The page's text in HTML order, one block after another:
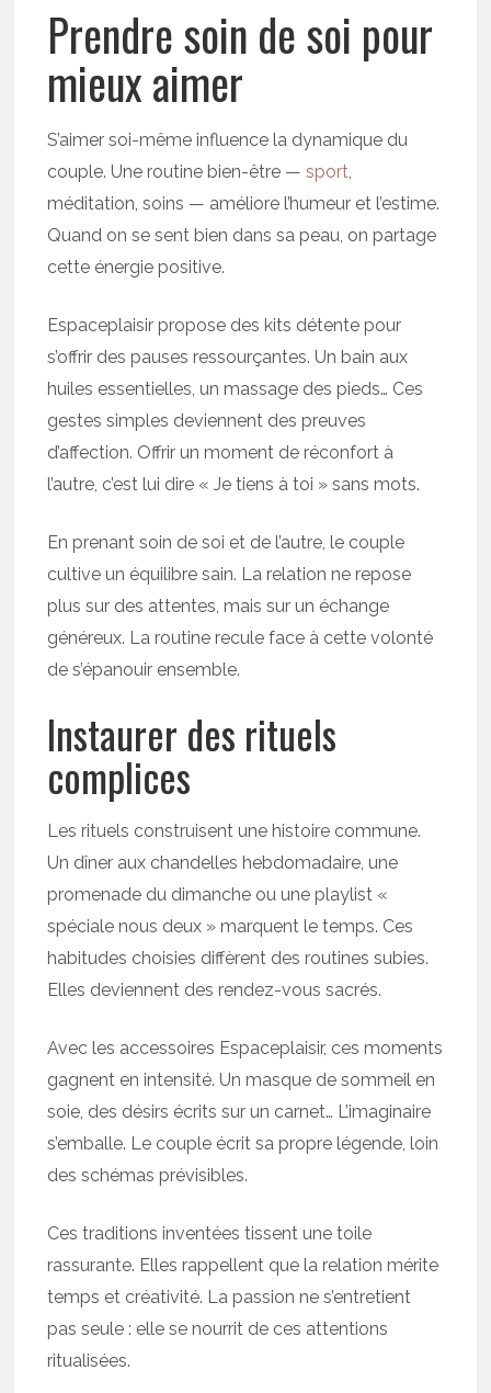
Prendre soin de soi pour
mieux aimer
S’aimer soi-même influence la dynamique du
couple. Une routine bien-être —sport,
méditation, soins — améliore l’humeur et l’estime.
Quand on se sent bien dans sa peau, on partage
cette énergie positive.
Espaceplaisir propose des kits détente pour
s’offrir des pauses ressourçantes. Un bain aux
huiles essentielles, un massage des pieds… Ces
gestes simples deviennent des preuves
d’affection. Offrir un moment de réconfort à
l’autre, c’est lui dire « Je tiens à toi » sans mots.
En prenant soin de soi et de l’autre, le couple
cultive un équilibre sain. La relation ne repose
plus sur des attentes, mais sur un échange
généreux. La routine recule face à cette volonté
de s’épanouir ensemble.
Instaurer des rituels
complices
Les rituels construisent une histoire commune.
Un dîner aux chandelles hebdomadaire, une
promenade du dimanche ou une playlist «
spéciale nous deux » marquent le temps. Ces
habitudes choisies diffèrent des routines subies.
Elles deviennent des rendez-vous sacrés.
Avec les accessoires Espaceplaisir, ces moments
gagnent en intensité. Un masque de sommeil en
soie, des désirs écrits sur un carnet… L’imaginaire
s’emballe. Le couple écrit sa propre légende, loin
des schémas prévisibles.
Ces traditions inventées tissent une toile
rassurante. Elles rappellent que la relation mérite
temps et créativité. La passion ne s’entretient
pas seule : elle se nourrit de ces attentions
ritualisées.